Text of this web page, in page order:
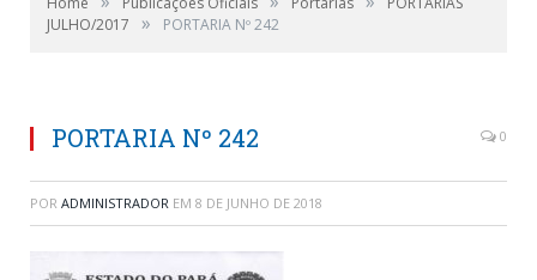
JULHO/2017
» PORTARIA Nº 242
PORTARIA Nº 242 0
POR ADMINISTRADOR EM 8 DE JUNHO DE 2018